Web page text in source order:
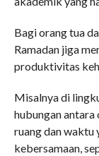
Bagi orang tua
Ramadan jiga
produktivitas
Misalnya di
hubungan antara
ruang dan waktu
kebersamaan,